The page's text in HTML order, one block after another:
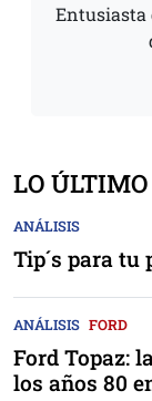
Entusiasta
LO ÚLTIMO
ANÁLISIS
Tip´s para
ANÁLISIS FORD
Ford Topaz:
los años 80